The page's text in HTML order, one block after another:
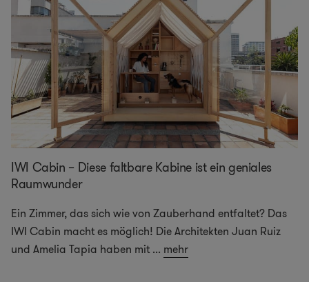
IWI Cabin – Diese faltbare Kabine ist ein geniales
Raumwunder
Ein Zimmer, das sich wie von Zauberhand entfaltet? Das
IWI Cabin macht es möglich! Die Architekten Juan Ruiz
und Amelia Tapia haben mit ... mehr